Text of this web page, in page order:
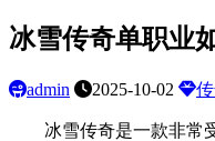
冰雪传奇单职业
admin 2025-10-02
冰雪传奇是一款非常受